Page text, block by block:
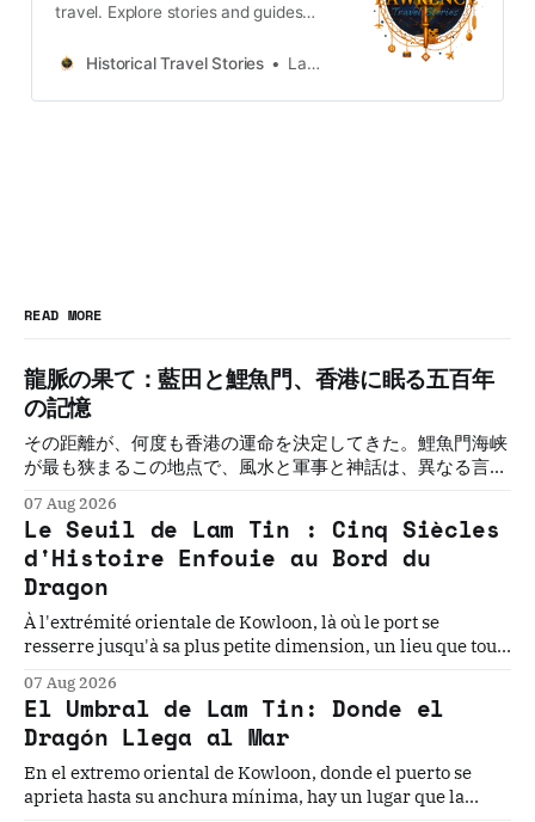
travel. Explore stories and guides
Taiwan, more destinations like the
Historical Travel Stories Lawrence
READ MORE
龍脈の果て：藍田と鯉魚門、香港に眠る五百年
の記憶
その距離が、何度も香港の運命を決定してきた。鯉魚門海峡
が最も狭まるこの地点で、風水と軍事と神話は、異なる言語
の必然を解く。
07 Aug 2026
Le Seuil de Lam Tin : Cinq Siècles
d'Histoire Enfouie au Bord du
Dragon
À l'extrémité orientale de Kowloon, là où le port se
resserre jusqu'à sa plus petite dimension, un lieu que tout
les plus chargées d'Asie. Cinq histoires. Un seuil. La
géographie qui les a toutes rendues inévitables.
07 Aug 2026
El Umbral de Lam Tin: Donde el
Dragón Llega al Mar
En el extremo oriental de Kowloon, donde el puerto se
aprieta hasta su anchura mínima, hay un lugar que la